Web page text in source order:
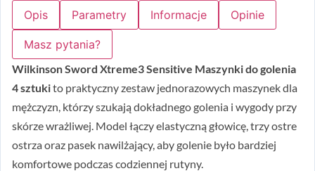
Opis Parametry Informacje Opinie
Masz pytania?
Wilkinson Sword Xtreme3 Sensitive Maszynki do golenia
4 sztukito praktyczny zestaw jednorazowych maszynek dla
mężczyzn, którzy szukają dokładnego golenia i wygody przy
skórze wrażliwej. Model łączy elastyczną głowicę, trzy ostre
ostrza oraz pasek nawilżający, aby golenie było bardziej
komfortowe podczas codziennej rutyny.